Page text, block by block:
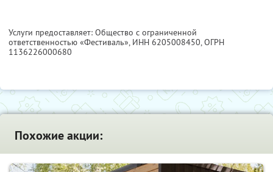
Услуги предоставляет: Общество с ограниченной
ответственностью «Фестиваль», ИНН 6205008450, ОГРН
1136226000680
Похожие акции: